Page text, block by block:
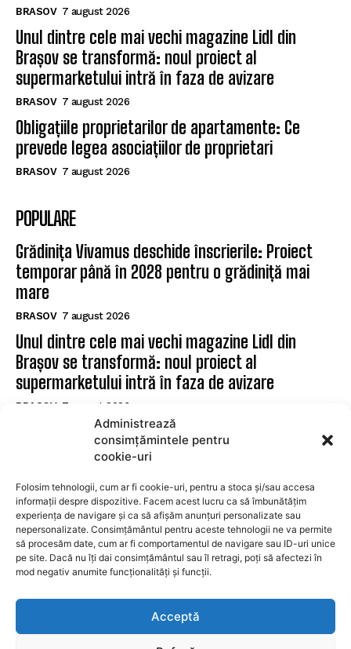
Administrează
consimțămintele pentru
cookie-uri
Folosim tehnologii, cum ar fi cookie-uri, pentru a stoca și/sau accesa
informații despre dispozitive. Facem acest lucru ca să îmbunătățim
experiența de navigare și ca să afișăm anunțuri personalizate sau
nepersonalizate. Consimțământul pentru aceste tehnologii ne va permite
să procesăm date, cum ar fi comportamentul de navigare sau ID-uri unice
pe site. Dacă nu îți dai consimțământul sau îl retragi, poți să afectezi în
mod negativ anumite funcționalități și funcții.
Acceptă
BRASOV 7 august 2026
Unul dintre cele mai vechi magazine Lidl din
Brașov se transformă: noul proiect al
supermarketului intră în faza de avizare
BRASOV 7 august 2026
Obligațiile proprietarilor de apartamente: Ce
prevede legea asociațiilor de proprietari
BRASOV 7 august 2026
POPULARE
Grădinița Vivamus deschide înscrierile: Proiect
temporar până în 2028 pentru o grădiniță mai
mare
BRASOV 7 august 2026
Unul dintre cele mai vechi magazine Lidl din
Brașov se transformă: noul proiect al
supermarketului intră în faza de avizare
BRASOV 7 august 2026
Obligațiile proprietarilor de apartamente: Ce
prevede legea asociațiilor de proprietari
SUBSCRIBE
I WANT IN